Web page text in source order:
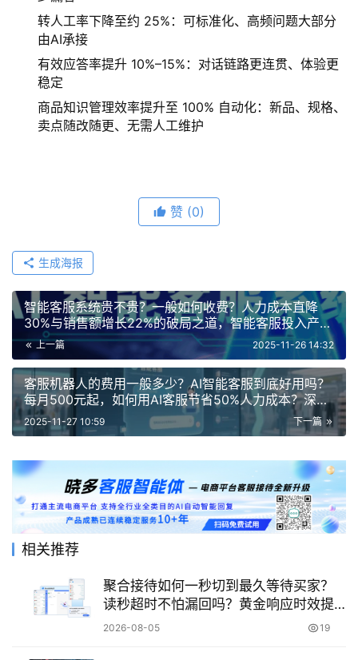
转人工率下降至约 25%：可标准化、高频问题大部分
由AI承接
有效应答率提升 10%–15%：对话链路更连贯、体验更
稳定
商品知识管理效率提升至 100% 自动化：新品、规格、
卖点随改随更、无需人工维护
赞 (0)
生成海报
智能客服系统贵不贵？一般如何收费？人力成本直降
30%与销售额增长22%的破局之道，智能客服投入产出
比的真实数据揭秘！
上一篇 2025-11-26 14:32
客服机器人的费用一般多少？AI智能客服到底好用吗？
每月500元起，如何用AI客服节省50%人力成本？深度
解析费用构成与人机协作实战效果
下一篇
2025-11-27 10:59
相关推荐
聚合接待如何一秒切到最久等待买家？
读秒超时不怕漏回吗？黄金响应时效提
升40%！
2026-08-05 19